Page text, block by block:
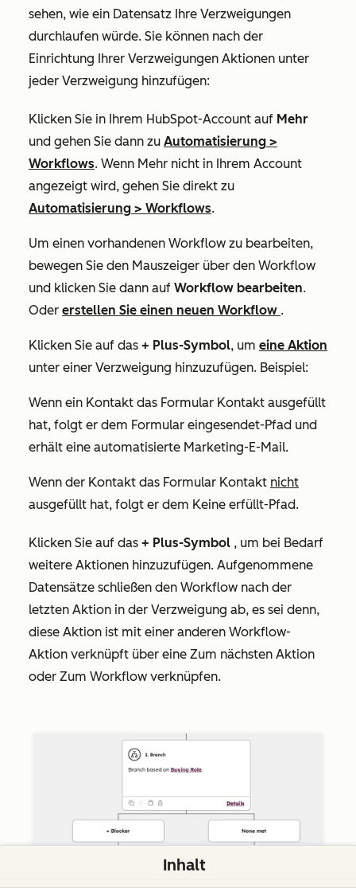
sehen, wie ein Datensatz Ihre Verzweigungen
durchlaufen würde. Sie können nach der
Einrichtung Ihrer Verzweigungen Aktionen unter
jeder Verzweigung hinzufügen:
Klicken Sie in Ihrem HubSpot-Account auf Mehr
und gehen Sie dann zu Automatisierung >
Workflows. Wenn Mehr nicht in Ihrem Account
angezeigt wird, gehen Sie direkt zu
Automatisierung > Workflows.
Um einen vorhandenen Workflow zu bearbeiten,
bewegen Sie den Mauszeiger über den Workflow
und klicken Sie dann auf Workflow bearbeiten.
Oder erstellen Sie einen neuen Workflow .
Klicken Sie auf das + Plus-Symbol, um eine Aktion
unter einer Verzweigung hinzuzufügen. Beispiel:
Wenn ein Kontakt das Formular Kontakt ausgefüllt
hat, folgt er dem Formular eingesendet-Pfad und
erhält eine automatisierte Marketing-E-Mail.
Wenn der Kontakt das Formular Kontakt nicht
ausgefüllt hat, folgt er dem Keine erfüllt-Pfad.
Klicken Sie auf das + Plus-Symbol , um bei Bedarf
weitere Aktionen hinzuzufügen. Aufgenommene
Datensätze schließen den Workflow nach der
letzten Aktion in der Verzweigung ab, es sei denn,
diese Aktion ist mit einer anderen Workflow-
Aktion verknüpft über eine Zum nächsten Aktion
oder Zum Workflow verknüpfen.
Inhalt